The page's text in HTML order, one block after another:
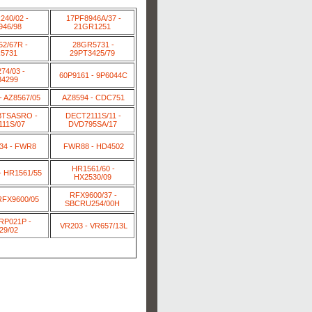
02 -
98
17PF8946A/37 -
21GR1251
67R -
28GR5731 -
29PT3425/79
03 -
60P9161 - 9P6044C
AZ8567/05 AZ8594 - CDC751
-
07
DECT2111S/11 -
DVD795SA/17
- FWR8 FWR88 - HD4502
HR1561/55
HR1561/60 -
HX2530/09
05
RFX9600/37 -
SBCRU254/00H
-
02
VR203 - VR657/13L